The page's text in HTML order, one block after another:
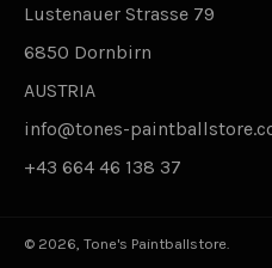
Lustenauer Strasse 79
6850 Dornbirn
AUSTRIA
info@tones-
+43 664 46 138 37
© 2026, Tone's Paintballstore